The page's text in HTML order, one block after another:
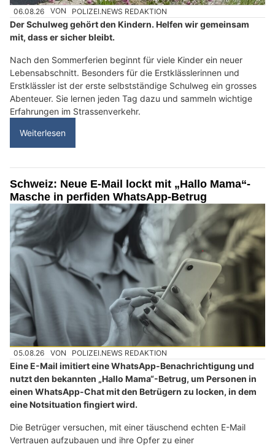
06.08.26 VON POLIZEI.NEWS REDAKTION
Der Schulweg gehört den Kindern. Helfen wir gemeinsam
mit, dass er sicher bleibt.
Nach den Sommerferien beginnt für viele Kinder ein neuer
Lebensabschnitt. Besonders für die Erstklässlerinnen und
Erstklässler ist der erste selbstständige Schulweg ein grosses
Abenteuer. Sie lernen jeden Tag dazu und sammeln wichtige
Erfahrungen im Strassenverkehr.
Weiterlesen
Schweiz: Neue E-Mail lockt mit „Hallo Mama“-
Masche in perfiden WhatsApp-Betrug
05.08.26 VON POLIZEI.NEWS REDAKTION
Eine E-Mail imitiert eine WhatsApp-Benachrichtigung und
nutzt den bekannten „Hallo Mama“-Betrug, um Personen in
einen WhatsApp-Chat mit den Betrügern zu locken, in dem
eine Notsituation fingiert wird.
Die Betrüger versuchen, mit einer täuschend echten E-Mail
Vertrauen aufzubauen und ihre Opfer zu einer